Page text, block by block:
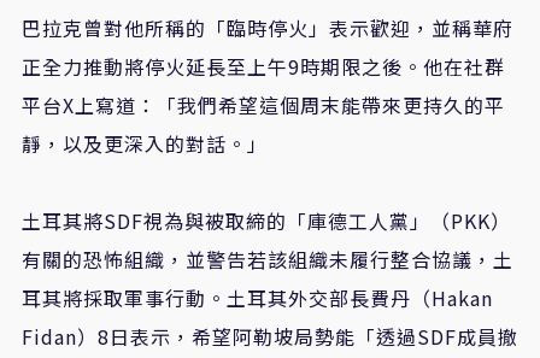
巴拉克曾對他所稱的「臨時停火」表示歡迎，並稱華府
正全力推動將停火延長至上午9時期限之後。他在社群
平台X上寫道：「我們希望這個周末能帶來更持久的平
靜，以及更深入的對話。」
土耳其將SDF視為與被取締的 「庫德工人黨」
（PKK）
有關的恐怖組織，並警告若該組織未履行整合協議，土
耳其將採取軍事行動。土耳其外交部長費丹（Hakan
Fidan）8日表示，希望阿勒坡局勢能「透過SDF成員撤